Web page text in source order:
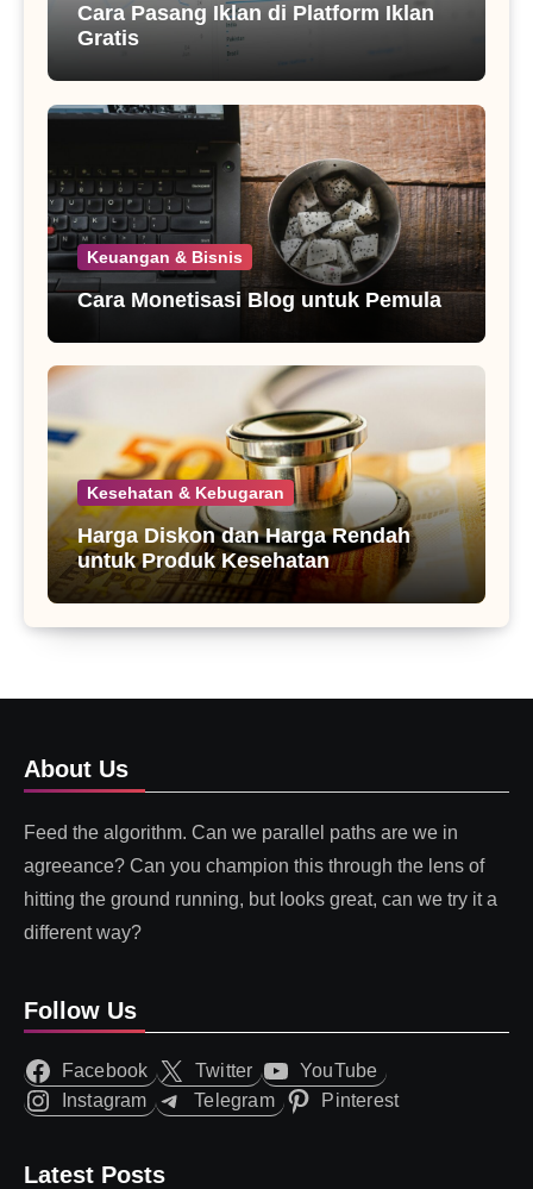
Cara Pasang Iklan di Platform Iklan
Gratis
Keuangan & Bisnis
Cara Monetisasi Blog untuk Pemula
Kesehatan & Kebugaran
Harga Diskon dan Harga Rendah
untuk Produk Kesehatan
About Us
Feed the algorithm. Can we parallel paths are we in
agreeance? Can you champion this through the lens of
hitting the ground running, but looks great, can we try it a
different way?
Follow Us
Facebook Twitter
YouTube
Instagram
Telegram Pinterest
Latest Posts